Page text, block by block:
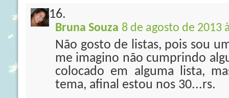
Bruna Souza 8 de agosto de 2013
Não gosto de listas, pois sou
me imagino não cumprindo
colocado em alguma lista,
tema, afinal estou nos 30...rs.